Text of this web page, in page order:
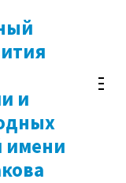
и
имени